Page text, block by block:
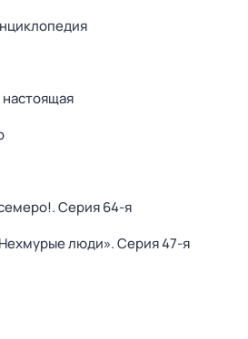
. Серия 64-я
люди». Серия 47-я